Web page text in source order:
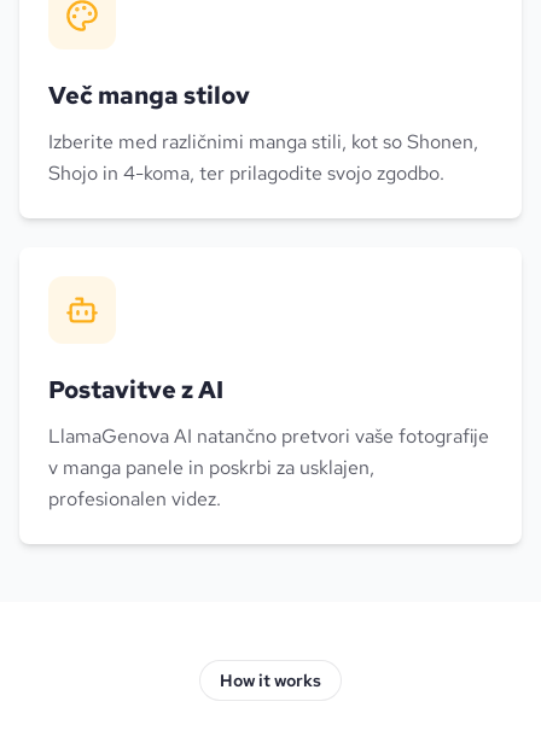
Več manga stilov
Izberite med različnimi manga stili, kot so Shonen,
Shojo in 4-koma, ter prilagodite svojo zgodbo.
Postavitve z AI
LlamaGenova AI natančno pretvori vaše fotografije
v manga panele in poskrbi za usklajen,
profesionalen videz.
How it works